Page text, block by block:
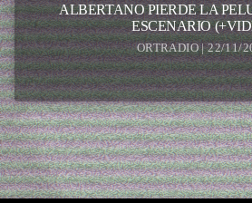
ALBERTANO PIERDE LA
ESCENARIO
ORTRADIO | 22/11/